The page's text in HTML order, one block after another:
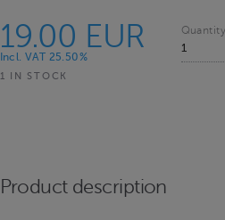
19.00 EUR
Incl. VAT 25.50%
1 IN STOCK
Quantity
Product description